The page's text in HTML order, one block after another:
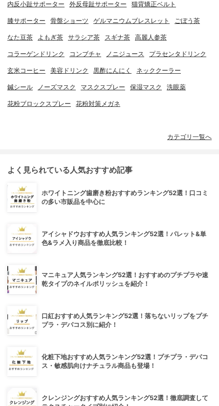
内反小趾サポーター 外反母趾サポーター 猫背矯正ベルト
膝サポーター 骨盤ショーツ ゲルマニウムブレスレット ごぼう茶
なた豆茶 よもぎ茶 サラシア茶 スギナ茶 高麗人参茶
コラーゲンドリンク コンブチャ ノニジュース プラセンタドリンク
玄米コーヒー 美容ドリンク 黒酢にんにく ネッククーラー
鍼シール ノーズマスク マスクスプレー 保湿マスク 洗眼薬
花粉ブロックスプレー 花粉対策メガネ
カテゴリ一覧へ
よく見られている人気おすすめ記事
ホワイトニング歯磨き粉おすすめランキング52選！口コミ
の多い市販品を中心に
アイシャドウおすすめ人気ランキング52選！パレット&単
色&ラメ入り商品を徹底比較！
マニキュア人気ランキング52選！おすすめのプチプラや速
乾タイプのネイルポリッシュを紹介！
口紅おすすめ人気ランキング52選！落ちないリップをプチ
プラ・デパコス別に紹介！
化粧下地おすすめ人気ランキング52選！プチプラ・デパコ
ス・敏感肌向けナチュラル商品も登場！
クレンジングおすすめ人気ランキング52選！徹底調査して